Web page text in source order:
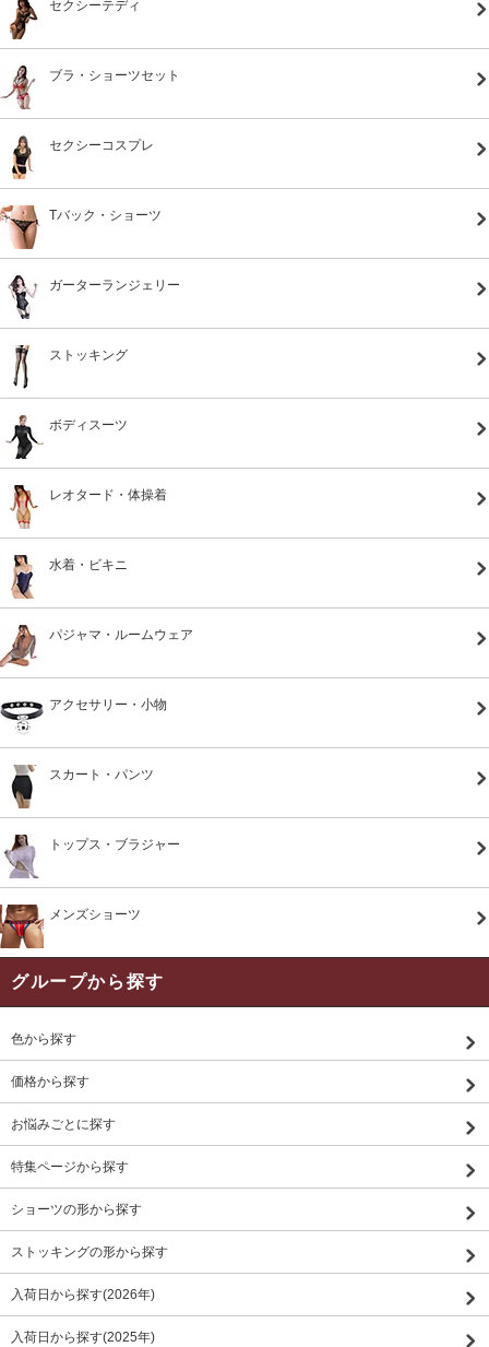
セクシーテディ
ブラ・ショーツセット
セクシーコスプレ
Tバック・ショーツ
ガーターランジェリー
ストッキング
ボディスーツ
レオタード・体操着
水着・ビキニ
パジャマ・ルームウェア
アクセサリー・小物
スカート・パンツ
トップス・ブラジャー
メンズショーツ
グループから探す
色から探す
価格から探す
お悩みごとに探す
特集ページから探す
ショーツの形から探す
ストッキングの形から探す
入荷日から探す(2026年)
入荷日から探す(2025年)